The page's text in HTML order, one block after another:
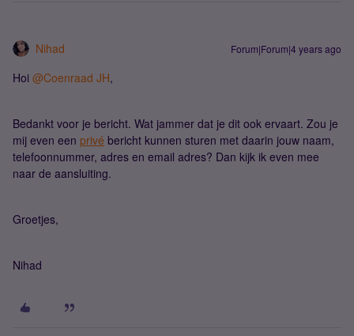
Nihad Forum|Forum|4 years ago
Hoi @Coenraad JH,
Bedankt voor je bericht. Wat jammer dat je dit ook ervaart. Zou je
mij even een privé bericht kunnen sturen met daarin jouw naam,
telefoonnummer, adres en email adres? Dan kijk ik even mee
naar de aansluiting.
Groetjes,
Nihad